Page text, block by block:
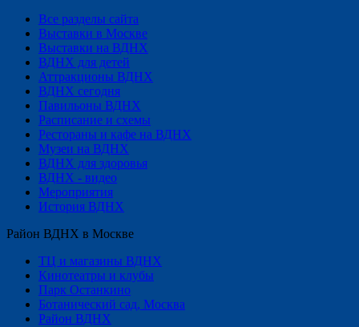
Все разделы сайта
Выставки в Москве
Выставки на ВДНХ
ВДНХ для детей
Аттракционы ВДНХ
ВДНХ сегодня
Павильоны ВДНХ
Расписание и схемы
Рестораны и кафе на ВДНХ
Музеи на ВДНХ
ВДНХ для здоровья
ВДНХ - видео
Мероприятия
История ВДНХ
Район ВДНХ в Москве
ТЦ и магазины ВДНХ
Кинотеатры и клубы
Парк Останкино
Ботанический сад, Москва
Район ВДНХ